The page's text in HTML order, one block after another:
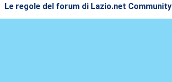
Le regole del forum di Lazio.net Community